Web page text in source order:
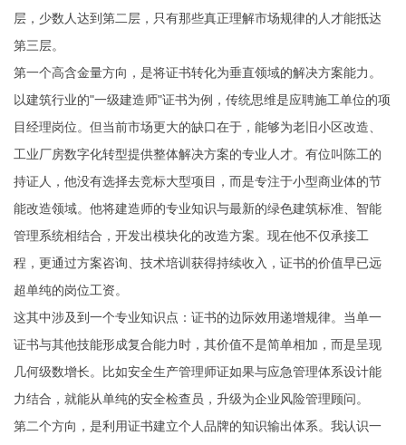
层，少数人达到第二层，只有那些真正理解市场规律的人才能抵达
第三层。
第一个高含金量方向，是将证书转化为垂直领域的解决方案能力。
以建筑行业的"一级建造师"证书为例，传统思维是应聘施工单位的项
目经理岗位。但当前市场更大的缺口在于，能够为老旧小区改造、
工业厂房数字化转型提供整体解决方案的专业人才。有位叫陈工的
持证人，他没有选择去竞标大型项目，而是专注于小型商业体的节
能改造领域。他将建造师的专业知识与最新的绿色建筑标准、智能
管理系统相结合，开发出模块化的改造方案。现在他不仅承接工
程，更通过方案咨询、技术培训获得持续收入，证书的价值早已远
超单纯的岗位工资。
这其中涉及到一个专业知识点：证书的边际效用递增规律。当单一
证书与其他技能形成复合能力时，其价值不是简单相加，而是呈现
几何级数增长。比如安全生产管理师证如果与应急管理体系设计能
力结合，就能从单纯的安全检查员，升级为企业风险管理顾问。
第二个方向，是利用证书建立个人品牌的知识输出体系。我认识一